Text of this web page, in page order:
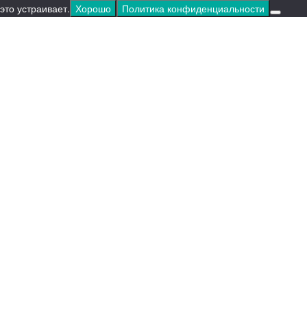
это устраивает. Хорошо Политика конфиденциальности